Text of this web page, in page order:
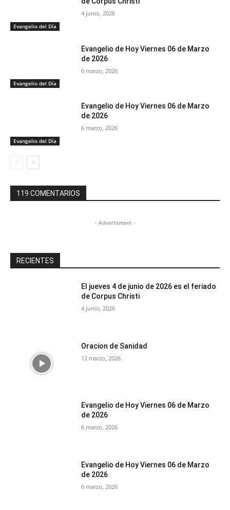
Evangelio del Día
4 junio, 2026
Evangelio del Día
Evangelio de Hoy Viernes 06 de Marzo
de 2026
6 marzo, 2026
Evangelio del Día
Evangelio de Hoy Viernes 06 de Marzo
de 2026
6 marzo, 2026
119 COMENTARIOS
- Advertisment -
RECIENTES
El jueves 4 de junio de 2026 es el feriado
de Corpus Christi
4 junio, 2026
Oracion de Sanidad
12 marzo, 2026
Evangelio de Hoy Viernes 06 de Marzo
de 2026
6 marzo, 2026
Evangelio de Hoy Viernes 06 de Marzo
de 2026
6 marzo, 2026